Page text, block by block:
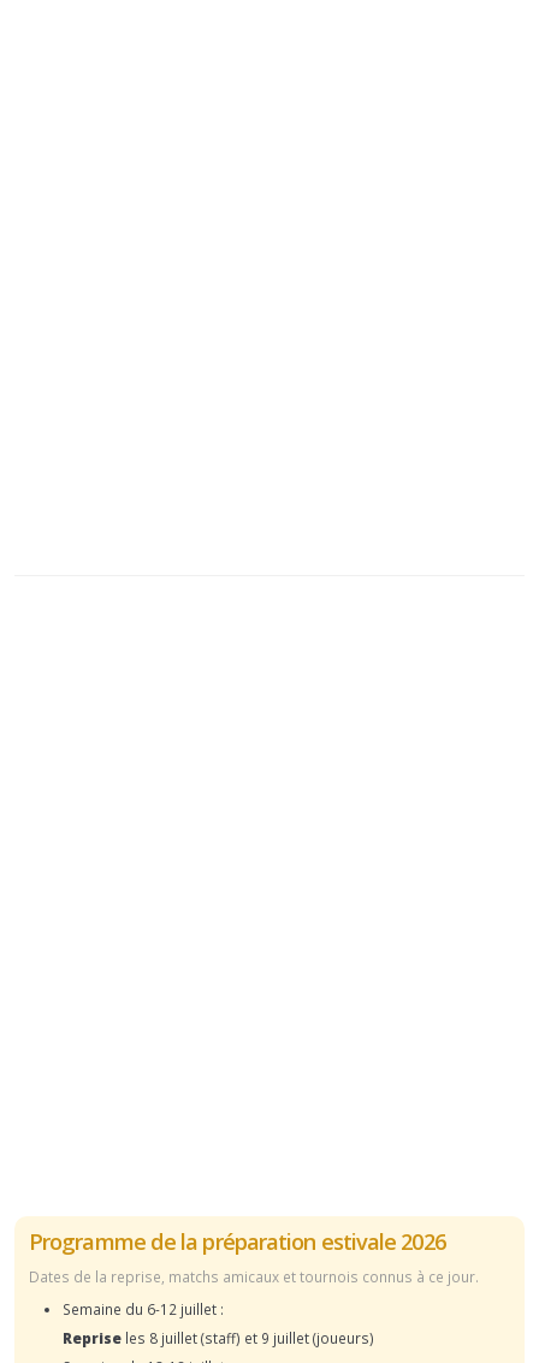
Programme de la préparation estivale 2026
Dates de la reprise, matchs amicaux et tournois connus à ce jour.
Semaine du 6-12 juillet :
Reprise les 8 juillet (staff) et 9 juillet (joueurs)